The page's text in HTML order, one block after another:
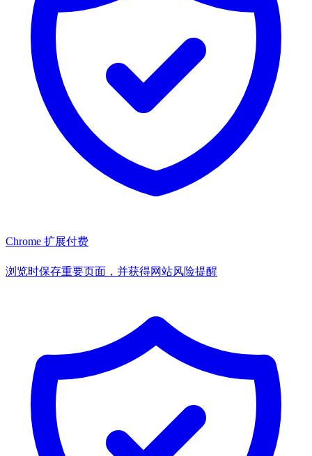
Chrome 扩展付费
浏览时保存重要页面，并获得网站风险提醒